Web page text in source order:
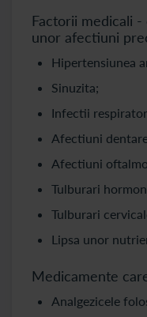
Factorii medicali
unor afectiuni
Hipertensiunea
Sinuzita;
Infectii
Afectiuni
Afectiuni
Tulburari
Tulburari
Lipsa unor
Medicamente
Analgezicele